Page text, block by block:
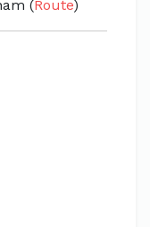
(Route)